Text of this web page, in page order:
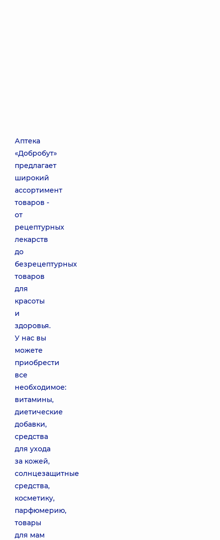
Аптека
«Добробут»
предлагает
широкий
ассортимент
товаров -
от
рецептурных
лекарств
до
безрецептурных
товаров
для
красоты
и
здоровья.
У нас вы
можете
приобрести
все
необходимое:
витамины,
диетические
добавки,
средства
для ухода
за кожей,
солнцезащитные
средства,
косметику,
парфюмерию,
товары
для мам